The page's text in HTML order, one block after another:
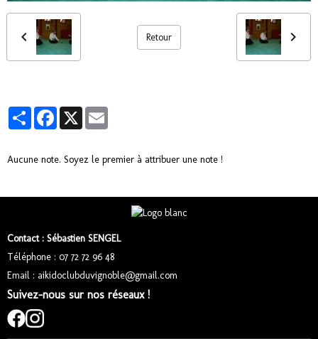
Retour
PartagerFacebook
X
Aucune note. Soyez le premier à attribuer une note !
Contact : Sébastien SENGEL
Téléphone : 07 72 72 96 48
Email : aikidoclubduvignoble@gmail.com
Suivez-nous sur nos réseaux !